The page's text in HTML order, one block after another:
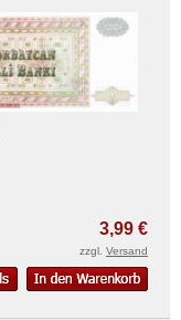
3,99 €
zzgl. Versand